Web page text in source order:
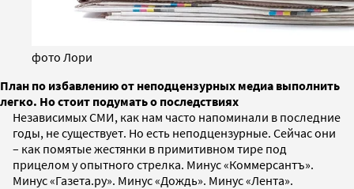
фото Лори
План по избавлению от неподцензурных медиа выполнить
легко. Но стоит подумать о последствиях
Независимых СМИ, как нам часто напоминали в последние
годы, не существует. Но есть неподцензурные. Сейчас они
– как помятые жестянки в примитивном тире под
прицелом у опытного стрелка. Минус «Коммерсантъ».
Минус «Газета.ру». Минус «Дождь». Минус «Лента».